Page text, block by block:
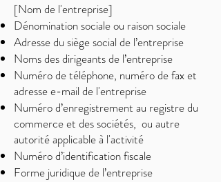
[Nom de l'entreprise]
Dénomination sociale ou raison sociale
Adresse du siège social de l’entreprise
Noms des dirigeants de l’entreprise
Numéro de téléphone, numéro de fax et
adresse e-mail de l'entreprise
Numéro d’enregistrement au registre du
commerce et des sociétés, ou autre
autorité applicable à l'activité
Numéro d’identification fiscale
Forme juridique de l’entreprise